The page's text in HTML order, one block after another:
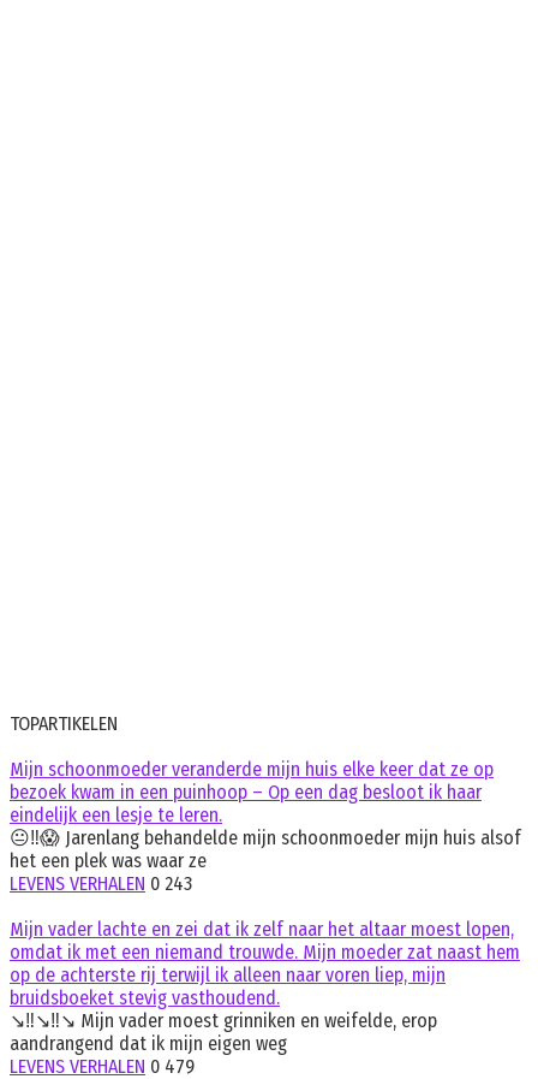
TOPARTIKELEN
Mijn schoonmoeder veranderde mijn huis elke keer dat ze op
bezoek kwam in een puinhoop – Op een dag besloot ik haar
eindelijk een lesje te leren.
😐‼️😱 Jarenlang behandelde mijn schoonmoeder mijn huis alsof
het een plek was waar ze
LEVENS VERHALEN 0 243
Mijn vader lachte en zei dat ik zelf naar het altaar moest lopen,
omdat ik met een niemand trouwde. Mijn moeder zat naast hem
op de achterste rij terwijl ik alleen naar voren liep, mijn
bruidsboeket stevig vasthoudend.
↘️‼️↘️‼️↘️ Mijn vader moest grinniken en weifelde, erop
aandrangend dat ik mijn eigen weg
LEVENS VERHALEN 0 479